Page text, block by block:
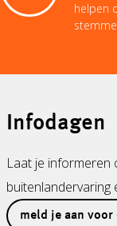
helpen
Infodagen
Laat je informeren
buitenlandervaring
meld je aan voor